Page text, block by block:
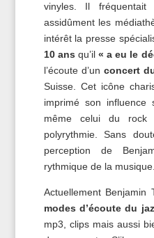
vinyles. Il fréquentait
assidûment les
intérêt la presse
10 ans qu’il« a eu le
l’écoute d’un concert
Suisse. Cet icône
imprimé son
même celui du
polyrythmie. Sans
perception de
rythmique de la musique.
Actuellement Benjamin
modes d’écoute du
mp3, clips mais aussi